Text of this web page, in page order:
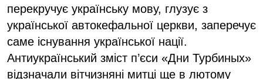
перекручує українську мову, глузує з
української автокефальної церкви, заперечує
саме існування української нації.
Антиукраїнський зміст п’єси «Дни Турбиных»
відзначали вітчизняні митці ще в лютому